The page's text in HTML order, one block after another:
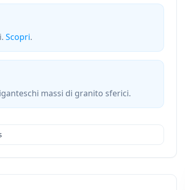
Scopri.
massi di granito sferici.